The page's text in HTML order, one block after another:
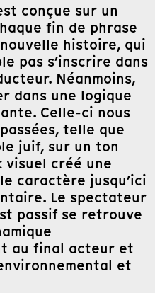
conçue sur un
fin de phrase
histoire, qui
pas s’inscrire dans
Néanmoins,
dans une logique
Celle-ci nous
telle que
juif, sur un ton
visuel créé une
caractère jusqu’ici
Le spectateur
passif se retrouve
au final acteur et
et